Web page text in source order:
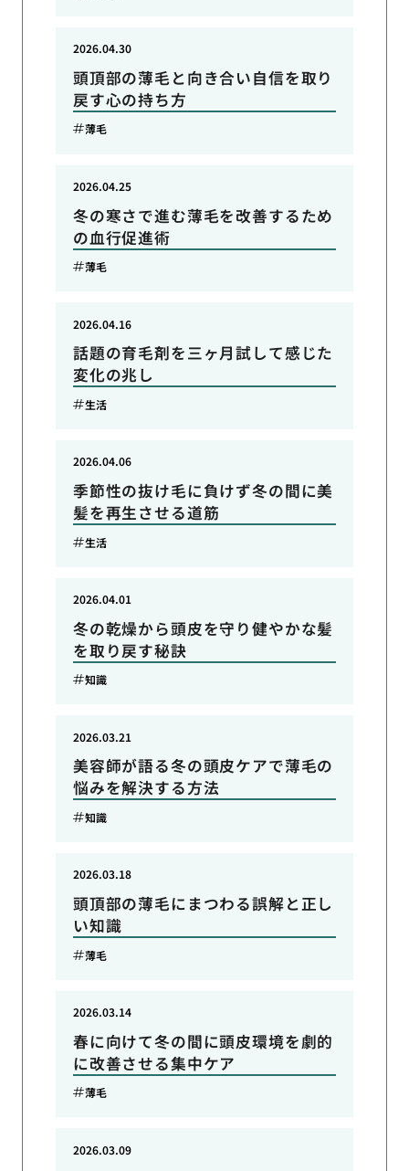
頭頂部の薄毛と向き合い自信を取り
戻す心の持ち方
2026.04.30
薄毛
冬の寒さで進む薄毛を改善するため
の血行促進術
2026.04.25
薄毛
話題の育毛剤を三ヶ月試して感じた
変化の兆し
2026.04.16
生活
季節性の抜け毛に負けず冬の間に美
髪を再生させる道筋
2026.04.06
生活
冬の乾燥から頭皮を守り健やかな髪
を取り戻す秘訣
2026.04.01
知識
美容師が語る冬の頭皮ケアで薄毛の
悩みを解決する方法
2026.03.21
知識
頭頂部の薄毛にまつわる誤解と正し
い知識
2026.03.18
薄毛
春に向けて冬の間に頭皮環境を劇的
に改善させる集中ケア
2026.03.14
薄毛
2026.03.09